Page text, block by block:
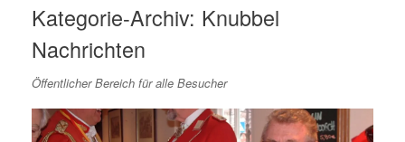
Kategorie-Archiv: Knubbel
Nachrichten
Öffentlicher Bereich für alle Besucher